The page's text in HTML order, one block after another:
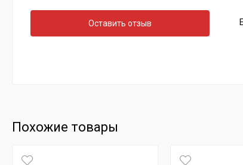
Оставить отзыв
Похожие товары